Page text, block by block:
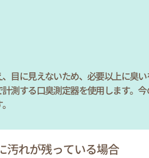
目に見えないため、必要以上に臭
測する口臭測定器を使用します。
汚れが残っている場合